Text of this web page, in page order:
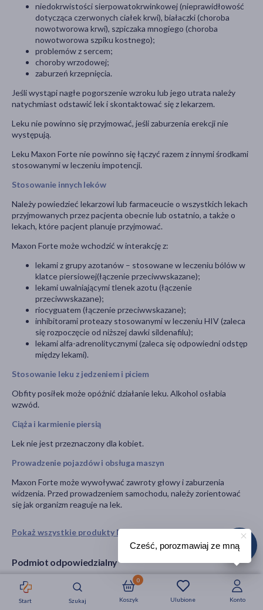
Strefa okazji Nowości Krótkie daty
Start Szukaj Ulubione
Koszyk
0
Konto
Pokaż wszystkie produkty MAXON
Podmiot odpowiedzialny
Adamed Pharma S.A.
Pieńków, ul. M. Adamkiewicza 6A
niedokrwistości sierpowatokrwinkowej (nieprawidłowość
dotycząca czerwonych ciałek krwi), białaczki (choroba
nowotworowa krwi), szpiczaka mnogiego (choroba
nowotworowa szpiku kostnego);
problemów z sercem;
choroby wrzodowej;
zaburzeń krzepnięcia.
Jeśli wystąpi nagłe pogorszenie wzroku lub jego utrata należy
natychmiast odstawić lek i skontaktować się z lekarzem.
Leku nie powinno się przyjmować, jeśli zaburzenia erekcji nie
występują.
Leku Maxon Forte nie powinno się łączyć razem z innymi środkami
stosowanymi w leczeniu impotencji.
Stosowanie innych leków
Należy powiedzieć lekarzowi lub farmaceucie o wszystkich lekach
przyjmowanych przez pacjenta obecnie lub ostatnio, a także o
lekach, które pacjent planuje przyjmować.
Maxon Forte może wchodzić w interakcję z:
lekami z grupy azotanów – stosowane w leczeniu bólów w
klatce piersiowej(łączenie przeciwwskazane);
lekami uwalniającymi tlenek azotu (łączenie
przeciwwskazane);
riocyguatem (łączenie przeciwwskazane);
inhibitorami proteazy stosowanymi w leczeniu HIV (zaleca
się rozpoczęcie od niższej dawki sildenafilu);
lekami alfa-adrenolitycznymi (zaleca się odpowiedni odstęp
między lekami).
Stosowanie leku z jedzeniem i piciem
Obfity posiłek może opóźnić działanie leku. Alkohol osłabia
wzwód.
Ciąża i karmienie piersią
Lek nie jest przeznaczony dla kobiet.
Prowadzenie pojazdów i obsługa maszyn
Maxon Forte może wywoływać zawroty głowy i zaburzenia
widzenia. Przed prowadzeniem samochodu, należy zorientować
się jak organizm reaguje na lek.
Cześć, porozmawiaj ze mną